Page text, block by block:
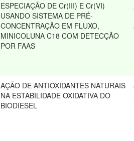
ESPECIAÇÃO DE Cr(III) E Cr(VI)
USANDO SISTEMA DE PRÉ-
CONCENTRAÇÃO EM FLUXO,
MINICOLUNA C18 COM DETECÇÃO
POR FAAS
AÇÃO DE ANTIOXIDANTES NATURAIS
NA ESTABILIDADE OXIDATIVA DO
BIODIESEL